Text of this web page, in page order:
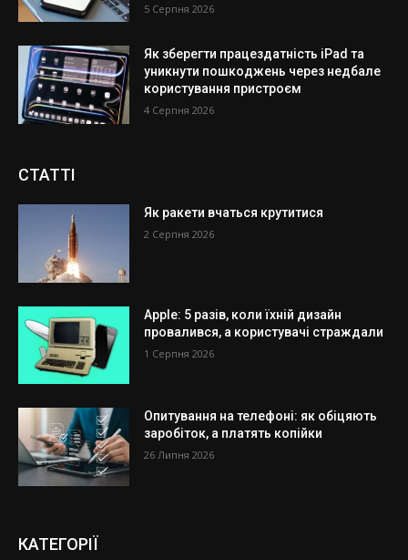
5 Серпня 2026
Як зберегти працездатність iPad та
уникнути пошкоджень через недбале
користування пристроєм
4 Серпня 2026
СТАТТІ
Як ракети вчаться крутитися
2 Серпня 2026
Apple: 5 разів, коли їхній дизайн
провалився, а користувачі страждали
1 Серпня 2026
Опитування на телефоні: як обіцяють
заробіток, а платять копійки
26 Липня 2026
КАТЕГОРІЇ